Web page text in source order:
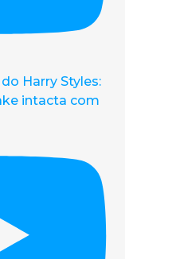
Harry Styles:
intacta com